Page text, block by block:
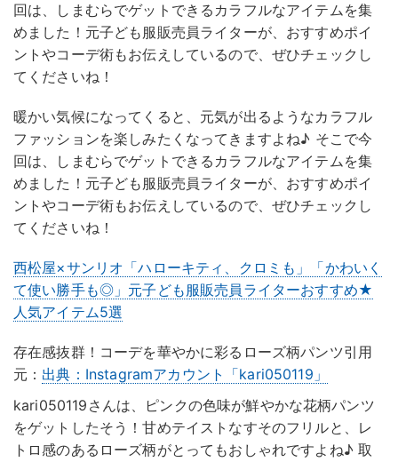
回は、しまむらでゲットできるカラフルなアイテムを集
めました！元子ども服販売員ライターが、おすすめポイ
ントやコーデ術もお伝えしているので、ぜひチェックし
てくださいね！
暖かい気候になってくると、元気が出るようなカラフル
ファッションを楽しみたくなってきますよね♪ そこで今
回は、しまむらでゲットできるカラフルなアイテムを集
めました！元子ども服販売員ライターが、おすすめポイ
ントやコーデ術もお伝えしているので、ぜひチェックし
てくださいね！
西松屋×サンリオ「ハローキティ、クロミも」「かわいく
て使い勝手も◎」元子ども服販売員ライターおすすめ★
人気アイテム5選
存在感抜群！コーデを華やかに彩るローズ柄パンツ引用
元： 出典：Instagramアカウント「kari050119」
kari050119さんは、ピンクの色味が鮮やかな花柄パンツ
をゲットしたそう！甘めテイストなすそのフリルと、レ
トロ感のあるローズ柄がとってもおしゃれですよね♪ 取